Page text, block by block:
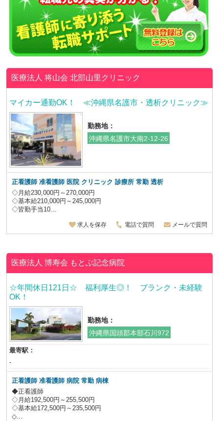
医療法人 将山会北部山里クリニック
マイカー通勤OK！ ≪沖縄県名護市・透析クリニック≫
勤務地：
沖縄県名護市大南2-12-26
正看護師 准看護師 医院 クリニック 診療所 常勤 透析
◇月給230,000円～270,000円
◇基本給210,000円～245,000円
◇皆勤手当10...
求人を保存 電話で質問 メールで質問
医療法人 博寿会 もとぶ記念病院
☆年間休日121日☆ 福利厚生◎！ ブランク・未経験
OK！
勤務地：
沖縄県国頭郡本部石川972
最寄駅：
-
正看護師 准看護師 病院 常勤 病棟
◆正看護師
◇月給192,500円～255,500円
◇基本給172,500円～235,500円
◇...